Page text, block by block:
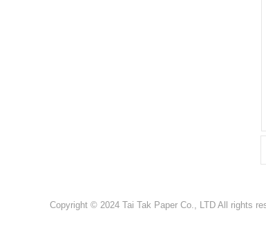
Copyright © 2024 Tai Tak Paper Co., LTD All rights